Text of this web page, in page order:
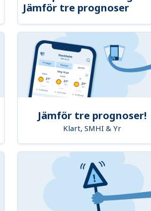
Jämför tre prognoser
Jämför tre prognoser!
Klart, SMHI & Yr